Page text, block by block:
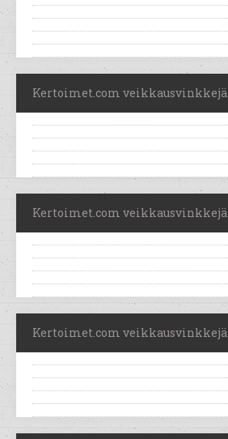
Kertoimet.com veikkausvinkkejä
Kertoimet.com veikkausvinkkejä
Kertoimet.com veikkausvinkkejä